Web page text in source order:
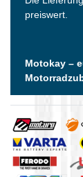
preiswert.
Motokay –